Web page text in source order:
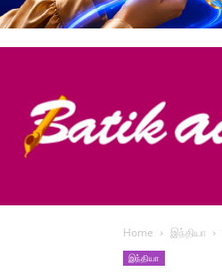
Home இந்தியா
இந்தியா